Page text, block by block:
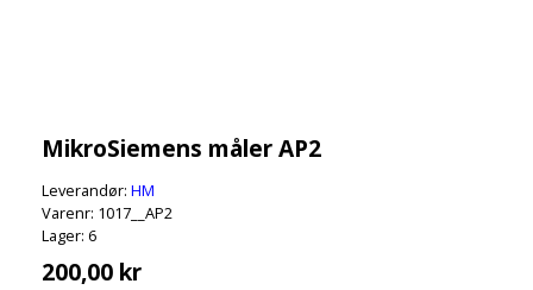
MikroSiemens måler AP2
Leverandør: HM
Varenr: 1017__AP2
Lager: 6
200,00 kr